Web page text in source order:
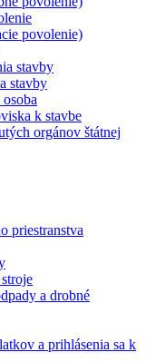
povolenie)
stavby
stavby
k stavbe
orgánov štátnej
priestranstva
a drobné
a prihlásenia sa k